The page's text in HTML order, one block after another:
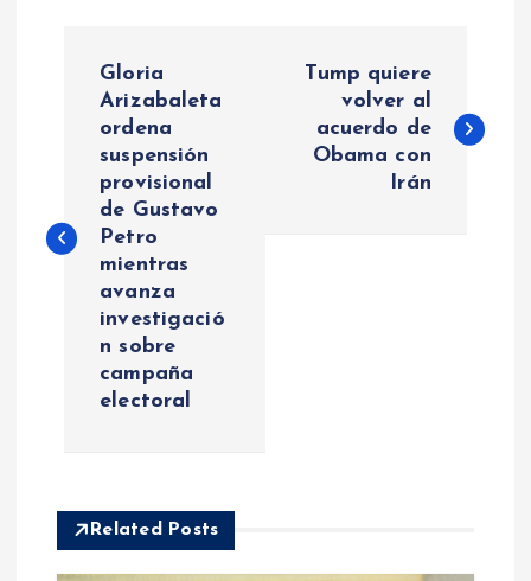
e
ó
Gloria
Arizabaleta
ordena
suspensión
provisional
de Gustavo
Petro
mientras
avanza
investigació
n sobre
campaña
electoral
Tump quiere
volver al
acuerdo de
Obama con
Irán
Related Posts